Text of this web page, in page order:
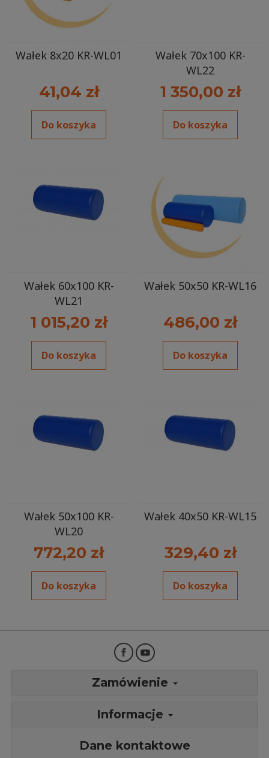
Wałek 8x20 KR-WL01
41,04 zł
Do koszyka
Wałek 70x100 KR-
WL22
1 350,00 zł
Do koszyka
Wałek 60x100 KR-
WL21
1 015,20 zł
Do koszyka
Wałek 50x50 KR-WL16
486,00 zł
Do koszyka
Wałek 50x100 KR-
WL20
772,20 zł
Do koszyka
Wałek 40x50 KR-WL15
329,40 zł
Do koszyka
Zamówienie
Informacje
Dane kontaktowe